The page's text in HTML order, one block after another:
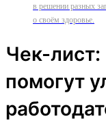
в решении разных
о своём здоровье.
Чек-
помогут